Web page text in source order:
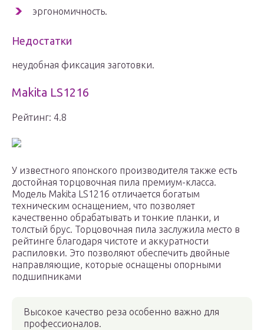
эргономичность.
Недостатки
неудобная фиксация заготовки.
Makita LS1216
Рейтинг: 4.8
У известного японского производителя также есть
достойная торцовочная пила премиум-класса.
Модель Makita LS1216 отличается богатым
техническим оснащением, что позволяет
качественно обрабатывать и тонкие планки, и
толстый брус. Торцовочная пила заслужила место в
рейтинге благодаря чистоте и аккуратности
распиловки. Это позволяют обеспечить двойные
направляющие, которые оснащены опорными
подшипниками
Высокое качество реза особенно важно для
профессионалов.